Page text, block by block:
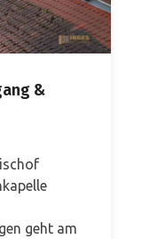
&
geht am